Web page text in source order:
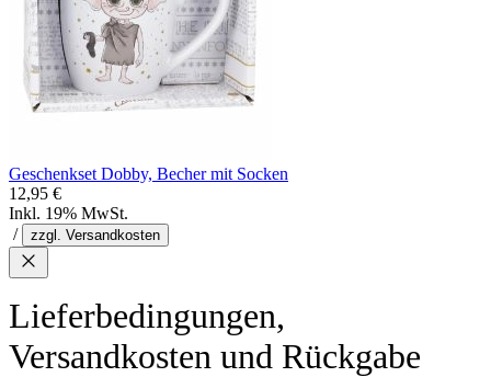
Geschenkset Dobby, Becher mit Socken
12,95 €
Inkl. 19% MwSt.
/
zzgl. Versandkosten
Lieferbedingungen,
Versandkosten und Rückgabe